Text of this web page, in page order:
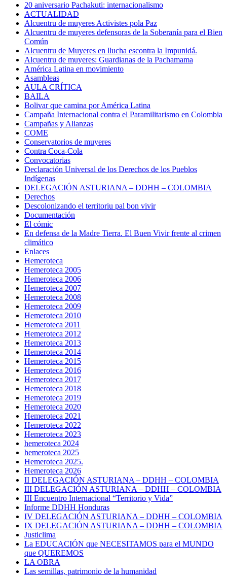
20 aniversario Pachakuti: internacionalismo
ACTUALIDAD
Alcuentru de muyeres Activistes pola Paz
Alcuentru de muyeres defensoras de la Soberanía para el Bien
Común
Alcuentru de Muyeres en llucha escontra la Impunidá.
Alcuentru de muyeres: Guardianas de la Pachamama
América Latina en movimiento
Asambleas
AULA CRÍTICA
BAILA
Bolivar que camina por América Latina
Campaña Internacional contra el Paramilitarismo en Colombia
Campañas y Alianzas
COME
Conservatorios de muyeres
Contra Coca-Cola
Convocatorias
Declaración Universal de los Derechos de los Pueblos
Indígenas
DELEGACIÓN ASTURIANA – DDHH – COLOMBIA
Derechos
Descolonizando el territoriu pal bon vivir
Documentación
El cómic
En defensa de la Madre Tierra. El Buen Vivir frente al crimen
climático
Enlaces
Hemeroteca
Hemeroteca 2005
Hemeroteca 2006
Hemeroteca 2007
Hemeroteca 2008
Hemeroteca 2009
Hemeroteca 2010
Hemeroteca 2011
Hemeroteca 2012
Hemeroteca 2013
Hemeroteca 2014
Hemeroteca 2015
Hemeroteca 2016
Hemeroteca 2017
Hemeroteca 2018
Hemeroteca 2019
Hemeroteca 2020
Hemeroteca 2021
Hemeroteca 2022
Hemeroteca 2023
hemeroteca 2024
hemeroteca 2025
Hemeroteca 2025.
Hemeroteca 2026
II DELEGACIÓN ASTURIANA – DDHH – COLOMBIA
III DELEGACIÓN ASTURIANA – DDHH – COLOMBIA
III Encuentro Internacional “Territorio y Vida”
Informe DDHH Honduras
IV DELEGACIÓN ASTURIANA – DDHH – COLOMBIA
IX DELEGACIÓN ASTURIANA – DDHH – COLOMBIA
Justiclima
La EDUCACIÓN que NECESITAMOS para el MUNDO
que QUEREMOS
LA OBRA
Las semillas, patrimonio de la humanidad